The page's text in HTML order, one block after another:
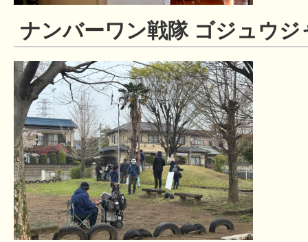
ナンバーワン戦隊 ゴジュウジ